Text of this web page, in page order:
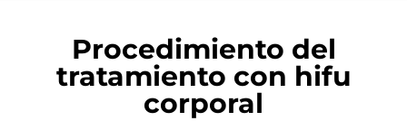
Procedimiento del
tratamiento con hifu
corporal